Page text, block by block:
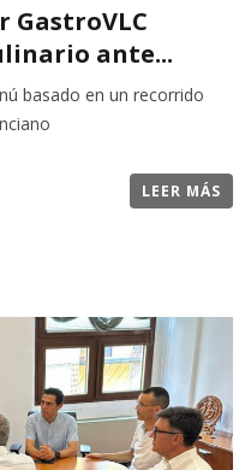
GastroVLC
ante...
basado en un recorrido
LEER MÁS